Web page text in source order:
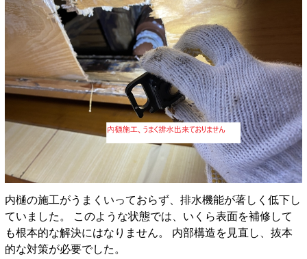
内樋の施工がうまくいっておらず、排水機能が著しく低下し
ていました。 このような状態では、いくら表面を補修して
も根本的な解決にはなりません。 内部構造を見直し、抜本
的な対策が必要でした。